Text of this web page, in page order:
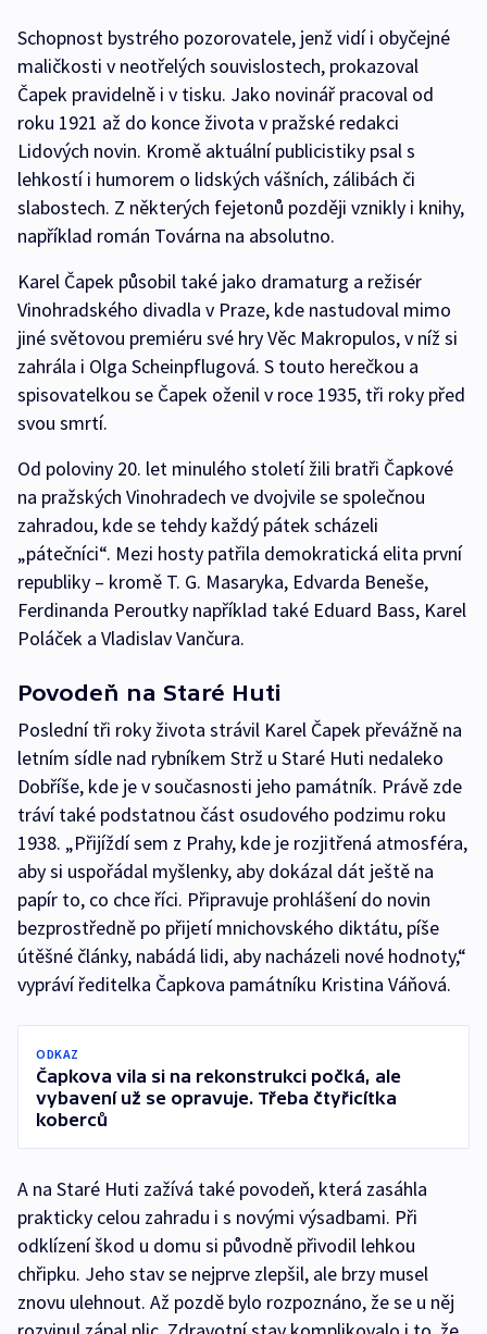
Schopnost bystrého pozorovatele, jenž vidí i obyčejné
maličkosti v neotřelých souvislostech, prokazoval
Čapek pravidelně i v tisku. Jako novinář pracoval od
roku 1921 až do konce života v pražské redakci
Lidových novin. Kromě aktuální publicistiky psal s
lehkostí i humorem o lidských vášních, zálibách či
slabostech. Z některých fejetonů později vznikly i knihy,
například román Továrna na absolutno.
Karel Čapek působil také jako dramaturg a režisér
Vinohradského divadla v Praze, kde nastudoval mimo
jiné světovou premiéru své hry Věc Makropulos, v níž si
zahrála i Olga Scheinpflugová. S touto herečkou a
spisovatelkou se Čapek oženil v roce 1935, tři roky před
svou smrtí.
Od poloviny 20. let minulého století žili bratři Čapkové
na pražských Vinohradech ve dvojvile se společnou
zahradou, kde se tehdy každý pátek scházeli
„pátečníci“. Mezi hosty patřila demokratická elita první
republiky – kromě T. G. Masaryka, Edvarda Beneše,
Ferdinanda Peroutky například také Eduard Bass, Karel
Poláček a Vladislav Vančura.
Povodeň na Staré Huti
Poslední tři roky života strávil Karel Čapek převážně na
letním sídle nad rybníkem Strž u Staré Huti nedaleko
Dobříše, kde je v současnosti jeho památník. Právě zde
tráví také podstatnou část osudového podzimu roku
1938. „Přijíždí sem z Prahy, kde je rozjitřená atmosféra,
aby si uspořádal myšlenky, aby dokázal dát ještě na
papír to, co chce říci. Připravuje prohlášení do novin
bezprostředně po přijetí mnichovského diktátu, píše
útěšné články, nabádá lidi, aby nacházeli nové hodnoty,“
vypráví ředitelka Čapkova památníku Kristina Váňová.
ODKAZ
Čapkova vila si na rekonstrukci počká, ale
vybavení už se opravuje. Třeba čtyřicítka
koberců
A na Staré Huti zažívá také povodeň, která zasáhla
prakticky celou zahradu i s novými výsadbami. Při
odklízení škod u domu si původně přivodil lehkou
chřipku. Jeho stav se nejprve zlepšil, ale brzy musel
znovu ulehnout. Až pozdě bylo rozpoznáno, že se u něj